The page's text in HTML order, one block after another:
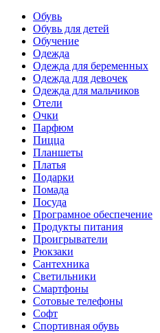
Обувь
Обувь для детей
Обучение
Одежда
Одежда для беременных
Одежда для девочек
Одежда для мальчиков
Отели
Очки
Парфюм
Пицца
Планшеты
Платья
Подарки
Помада
Посуда
Програмное обеспечение
Продукты питания
Проигрыватели
Рюкзаки
Сантехника
Светильники
Смартфоны
Сотовые телефоны
Софт
Спортивная обувь